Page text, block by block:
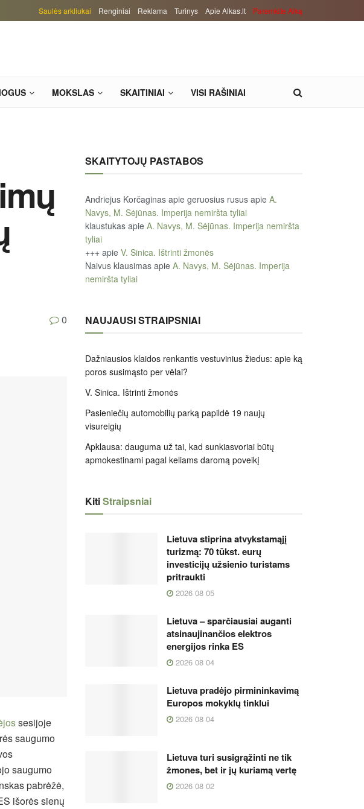
Saulės arkliukai Renginiai Reklama Turinys Apie Alkas.lt Paremkite Alką
MOKSLAS SKAITINIAI VISI RAŠINIAI
0
sesijoje
saugumo
saugumo
pabrėžė,
išorės sienų
SKAITYTOJŲ PASTABOS
Andriejus Korčaginas apie geruosius rusus apie A.
Navys, M. Sėjūnas. Imperija nemiršta tyliai
klaustukas apie A. Navys, M. Sėjūnas. Imperija nemiršta
tyliai
+++ apie V. Sinica. Ištrinti žmonės
Naivus klausimas apie A. Navys, M. Sėjūnas. Imperija
nemiršta tyliai
NAUJAUSI STRAIPSNIAI
Dažniausios klaidos renkantis vestuvinius žiedus: apie ką
poros susimąsto per vėlai?
V. Sinica. Ištrinti žmonės
Pasieniečių automobilių parką papildė 19 naujų
visureigių
Apklausa: dauguma už tai, kad sunkiasvoriai būtų
apmokestinami pagal keliams daromą poveikį
KitiStraipsniai
Lietuva stiprina atvykstamąjį
turizmą: 70 tūkst. eurų
investicijų užsienio turistams
pritraukti
2026 08 05
Lietuva – sparčiausiai auganti
atsinaujinančios elektros
energijos rinka ES
2026 08 04
Lietuva pradėjo pirmininkavimą
Europos mokyklų tinklui
2026 08 04
Lietuva turi susigrąžinti ne tik
žmones, bet ir jų kuriamą vertę
2026 08 02